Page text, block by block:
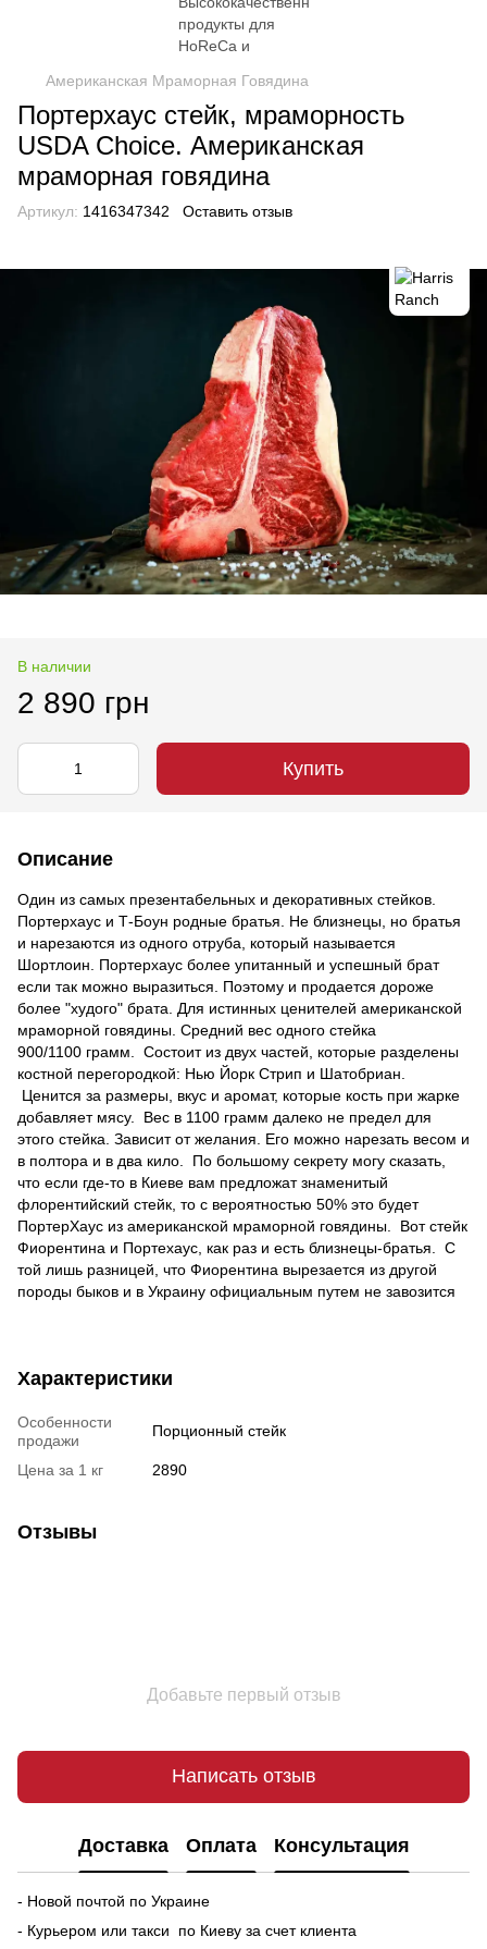
Американская Мраморная Говядина
Портерхаус стейк, мраморность
USDA Choice. Американская
мраморная говядина
Артикул: 1416347342 Оставить отзыв
В наличии
2 890 грн
Купить
Описание
Один из самых презентабельных и декоративных стейков.
Портерхаус и Т-Боун родные братья. Не близнецы, но братья
и нарезаются из одного отруба, который называется
Шортлоин. Портерхаус более упитанный и успешный брат
если так можно выразиться. Поэтому и продается дороже
более "худого" брата. Для истинных ценителей американской
мраморной говядины. Средний вес одного стейка
900/1100 грамм. Состоит из двух частей, которые разделены
костной перегородкой: Нью Йорк Стрип и Шатобриан.
Ценится за размеры, вкус и аромат, которые кость при жарке
добавляет мясу. Вес в 1100 грамм далеко не предел для
этого стейка. Зависит от желания. Его можно нарезать весом и
в полтора и в два кило. По большому секрету могу сказать,
что если где-то в Киеве вам предложат знаменитый
флорентийский стейк, то с вероятностью 50% это будет
ПортерХаус из американской мраморной говядины. Вот стейк
Фиорентина и Портехаус, как раз и есть близнецы-братья. С
той лишь разницей, что Фиорентина вырезается из другой
породы быков и в Украину официальным путем не завозится
Характеристики
Особенности
продажи
Порционный стейк
Цена за 1 кг 2890
Отзывы
Добавьте первый отзыв
Написать отзыв
Доставка Оплата Консультация
- Новой почтой по Украине
- Курьером или такси по Киеву за счет клиента